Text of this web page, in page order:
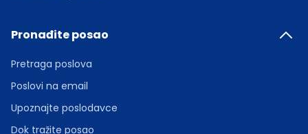
Pronađite posao
Pretraga poslova
Poslovi na email
Upoznajte poslodavce
Dok tražite posao